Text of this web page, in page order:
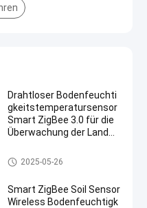
Drahtloser Bodenfeuchti
gkeitstemperatursensor
Smart ZigBee 3.0 für die
Überwachung der Landwir
Boden-Feuchtigkeitsprüfer
2025-05-26
Smart ZigBee Soil Sensor
Wireless Bodenfeuchtigk